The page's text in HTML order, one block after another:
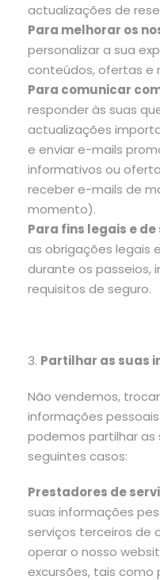
actualizações de
Para melhorar os
personalizar a sua
conteúdos, ofertas e
Para comunicar
responder às suas
actualizações
e enviar e-mails
informativos ou
receber e-mails de
momento).
Para fins legais e
as obrigações legais
durante os passeios,
requisitos de seguro.
3. Partilhar as suas
Não vendemos,
informações
podemos partilhar as
seguintes casos:
Prestadores de
suas informações
serviços terceiros de
operar o nosso
excursões, tais como